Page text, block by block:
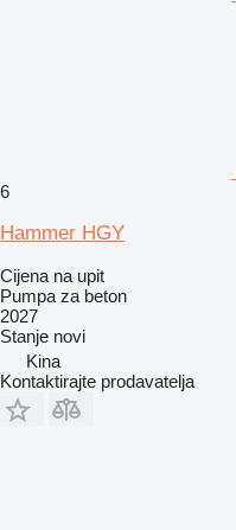
6
Hammer HGY
Cijena na upit
Pumpa za beton
2027
Stanje novi
Kina
Kontaktirajte prodavatelja